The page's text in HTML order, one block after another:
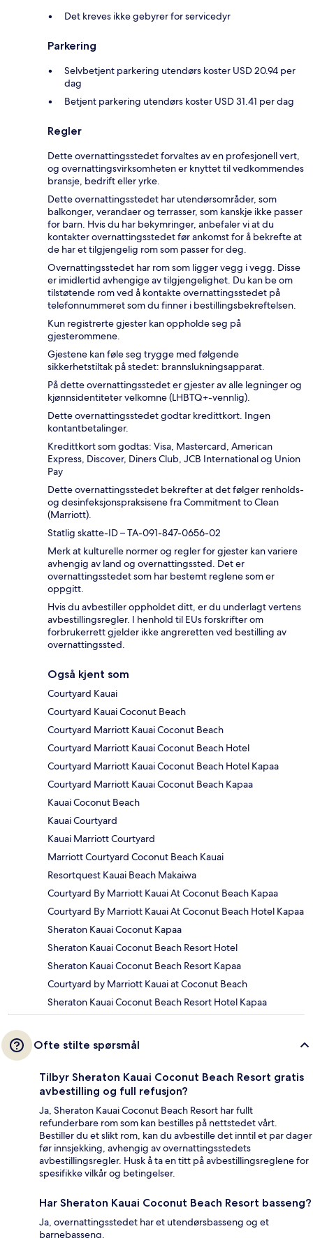
Det kreves ikke gebyrer for servicedyr
Parkering
Selvbetjent parkering utendørs koster USD 20.94 per
dag
Betjent parkering utendørs koster USD 31.41 per dag
Regler
Dette overnattingsstedet forvaltes av en profesjonell vert,
og overnattingsvirksomheten er knyttet til vedkommendes
bransje, bedrift eller yrke.
Dette overnattingsstedet har utendørsområder, som
balkonger, verandaer og terrasser, som kanskje ikke passer
for barn. Hvis du har bekymringer, anbefaler vi at du
kontakter overnattingsstedet før ankomst for å bekrefte at
de har et tilgjengelig rom som passer for deg.
Overnattingsstedet har rom som ligger vegg i vegg. Disse
er imidlertid avhengige av tilgjengelighet. Du kan be om
tilstøtende rom ved å kontakte overnattingsstedet på
telefonnummeret som du finner i bestillingsbekreftelsen.
Kun registrerte gjester kan oppholde seg på
gjesterommene.
Gjestene kan føle seg trygge med følgende
sikkerhetstiltak på stedet: brannslukningsapparat.
På dette overnattingsstedet er gjester av alle legninger og
kjønnsidentiteter velkomne (LHBTQ+-vennlig).
Dette overnattingsstedet godtar kredittkort. Ingen
kontantbetalinger.
Kredittkort som godtas: Visa, Mastercard, American
Express, Discover, Diners Club, JCB International og Union
Pay
Dette overnattingsstedet bekrefter at det følger renholds-
og desinfeksjonspraksisene fra Commitment to Clean
(Marriott).
Statlig skatte-ID – TA-091-847-0656-02
Merk at kulturelle normer og regler for gjester kan variere
avhengig av land og overnattingssted. Det er
overnattingsstedet som har bestemt reglene som er
oppgitt.
Hvis du avbestiller oppholdet ditt, er du underlagt vertens
avbestillingsregler. I henhold til EUs forskrifter om
forbrukerrett gjelder ikke angreretten ved bestilling av
overnattingssted.
Også kjent som
Courtyard Kauai
Courtyard Kauai Coconut Beach
Courtyard Marriott Kauai Coconut Beach
Courtyard Marriott Kauai Coconut Beach Hotel
Courtyard Marriott Kauai Coconut Beach Hotel Kapaa
Courtyard Marriott Kauai Coconut Beach Kapaa
Kauai Coconut Beach
Kauai Courtyard
Kauai Marriott Courtyard
Marriott Courtyard Coconut Beach Kauai
Resortquest Kauai Beach Makaiwa
Courtyard By Marriott Kauai At Coconut Beach Kapaa
Courtyard By Marriott Kauai At Coconut Beach Hotel Kapaa
Sheraton Kauai Coconut Kapaa
Sheraton Kauai Coconut Beach Resort Hotel
Sheraton Kauai Coconut Beach Resort Kapaa
Courtyard by Marriott Kauai at Coconut Beach
Sheraton Kauai Coconut Beach Resort Hotel Kapaa
Ofte stilte spørsmål
Tilbyr Sheraton Kauai Coconut Beach Resort gratis
avbestilling og full refusjon?
Ja, Sheraton Kauai Coconut Beach Resort har fullt
refunderbare rom som kan bestilles på nettstedet vårt.
Bestiller du et slikt rom, kan du avbestille det inntil et par dager
før innsjekking, avhengig av overnattingsstedets
avbestillingsregler. Husk å ta en titt på avbestillingsreglene for
spesifikke vilkår og betingelser.
Har Sheraton Kauai Coconut Beach Resort basseng?
Ja, overnattingsstedet har et utendørsbasseng og et
barnebasseng.